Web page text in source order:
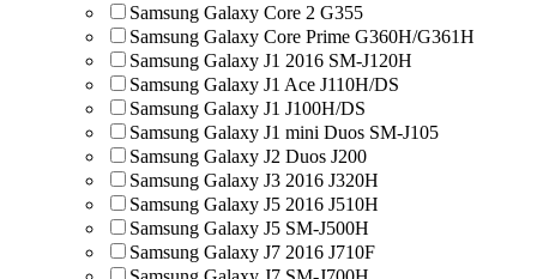
Samsung Galaxy Core 2 G355
Samsung Galaxy Core Prime G360H/G361H
Samsung Galaxy J1 2016 SM-J120H
Samsung Galaxy J1 Ace J110H/DS
Samsung Galaxy J1 J100H/DS
Samsung Galaxy J1 mini Duos SM-J105
Samsung Galaxy J2 Duos J200
Samsung Galaxy J3 2016 J320H
Samsung Galaxy J5 2016 J510H
Samsung Galaxy J5 SM-J500H
Samsung Galaxy J7 2016 J710F